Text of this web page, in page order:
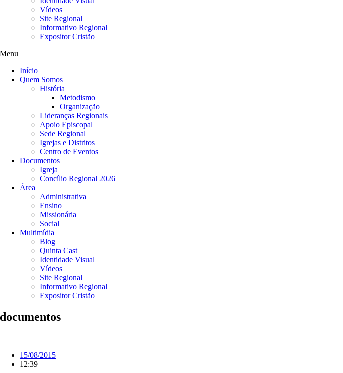
Vídeos
Site Regional
Informativo Regional
Expositor Cristão
Menu
Início
Quem Somos
História
Metodismo
Organização
Lideranças Regionais
Apoio Episcopal
Sede Regional
Igrejas e Distritos
Centro de Eventos
Documentos
Igreja
Concílio Regional 2026
Área
Administrativa
Ensino
Missionária
Social
Multimídia
Blog
Quinta Cast
Identidade Visual
Vídeos
Site Regional
Informativo Regional
Expositor Cristão
documentos
15/08/2015
12:39